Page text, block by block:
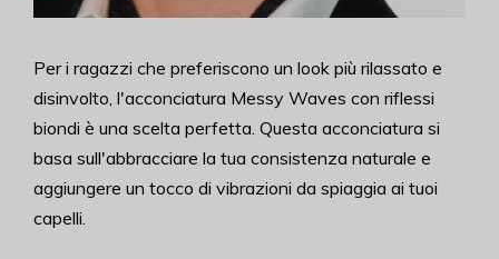
Per i ragazzi che preferiscono un look più rilassato e
disinvolto, l'acconciatura Messy Waves con riflessi
biondi è una scelta perfetta. Questa acconciatura si
basa sull'abbracciare la tua consistenza naturale e
aggiungere un tocco di vibrazioni da spiaggia ai tuoi
capelli.